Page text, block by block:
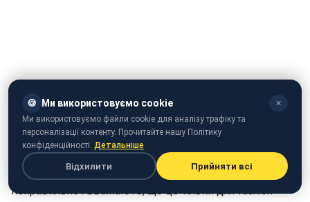
Що ж таке стилізація? Часто цей термін розуміють
неправильно і вважають, що це тільки для fashion-
🍪 Ми використовуємо cookie ✕
Ми використовуємо файли cookie для аналізу трафіку та
персоналізації контенту. Прочитайте нашу Політику
конфіденційності. Детальніше
Відхилити Прийняти всі